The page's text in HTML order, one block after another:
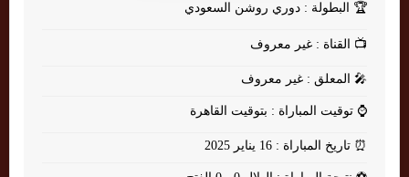
🏆 البطولة : دوري روشن السعودي
📺 القناة : غير معروف
🎤 المعلق : غير معروف
⌚ توقيت المباراة : بتوقيت القاهرة
⏰ تاريخ المباراة : 16 يناير 2025